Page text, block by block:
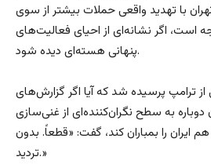
تهران با تهدید واقعی حملات بیشتر از سوی
است، اگر نشانه‌ای از احیای فعالیت‌های
پنهانی هسته‌ای دیده شود.
از ترامپ پرسیده شد که آیا اگر گزارش‌های
دوباره به سطح نگران‌کننده‌ای از غنی‌سازی
ایران را بمباران کند، گفت: «قطعاً. بدون
تردید.»